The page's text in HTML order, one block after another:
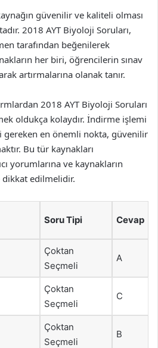
güvenilir ve kaliteli olması
2018 AYT Biyoloji Soruları,
tarafından beğenilerek
her biri, öğrencilerin sınav
artırmalarına olanak tanır.
2018 AYT Biyoloji Soruları
oldukça kolaydır. İndirme işlemi
gereken en önemli nokta, güvenilir
Bu tür kaynakları
yorumlarına ve kaynakların
edilmelidir.
Soru Tipi Cevap
Çoktan
Seçmeli
A
Çoktan
Seçmeli
C
Çoktan
Seçmeli
B